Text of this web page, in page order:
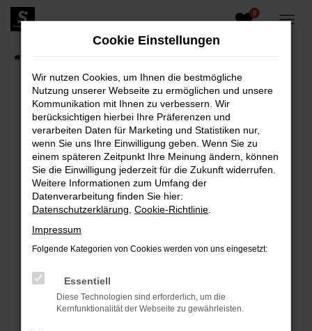
Zum
Hauptinhalt
0
FEHLER: NETWORK ERROR
Beim Laden ist ein Fehler aufgetreten.
Hier sind ein paar Tipps, die dir helfen können:
Überprüfe deine Firewall und deine
Internetverbindung.
Laden andere Webseiten, zum Beispiel deine
Suchmaschine?
Prüfe deine Browsererweiterungen.
können das Laden bestimmter Seiten
verhindern. Funktioniert die Seite in einem
anderen Browser oder in einem privaten
Cookie Einstellungen
Wir nutzen Cookies, um Ihnen die bestmögliche
Nutzung unserer Webseite zu ermöglichen und unsere
Kommunikation mit Ihnen zu verbessern. Wir
berücksichtigen hierbei Ihre Präferenzen und
verarbeiten Daten für Marketing und Statistiken nur,
wenn Sie uns Ihre Einwilligung geben. Wenn Sie zu
einem späteren Zeitpunkt Ihre Meinung ändern, können
Sie die Einwilligung jederzeit für die Zukunft widerrufen.
Weitere Informationen zum Umfang der
Datenverarbeitung finden Sie hier:
Datenschutzerklärung Cookie-Richtlinie
Impressum
Folgende Kategorien von Cookies werden von uns eingesetzt:
Essentiell
Diese Technologien sind erforderlich, um die
Kernfunktionalität der Webseite zu gewährleisten.